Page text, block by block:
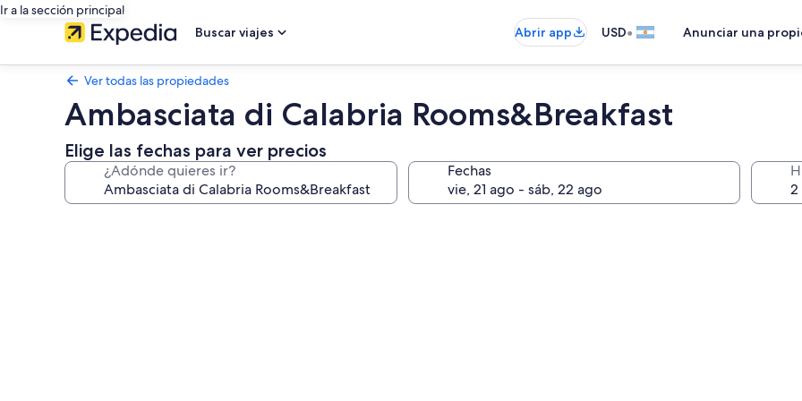
Ir a la sección principal
Buscar viajes
Abrir app USD• Anunciar una
Ver todas las propiedades
Ambasciata di Calabria Rooms&Breakfast
Elige las fechas para ver precios
¿Adónde quieres ir? Fechas